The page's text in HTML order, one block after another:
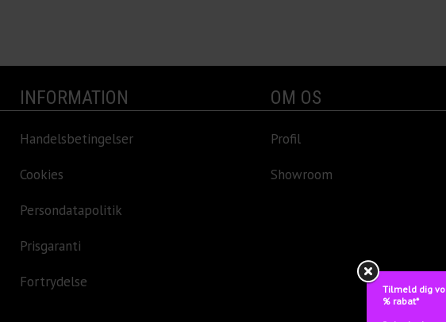
INFORMATION
Handelsbetingelser
Cookies
Persondatapolitik
Prisgaranti
Fortrydelse
OM OS
Profil
Showroom
Tilmeld dig
% rabat*